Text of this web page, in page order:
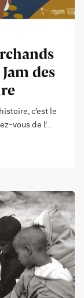
des
c’est le
vous de l’